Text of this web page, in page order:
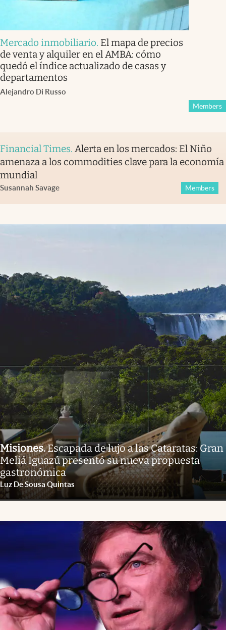
Mercado inmobiliario. El mapa de precios
de venta y alquiler en el AMBA: cómo
quedó el índice actualizado de casas y
departamentos
Alejandro Di Russo
Members
Financial Times. Alerta en los mercados: El Niño
amenaza a los commodities clave para la economía
mundial
Susannah Savage Members
Misiones.Escapada de lujo a las Cataratas: Gran
Meliá Iguazú presentó su nueva propuesta
gastronómica
Luz De Sousa Quintas